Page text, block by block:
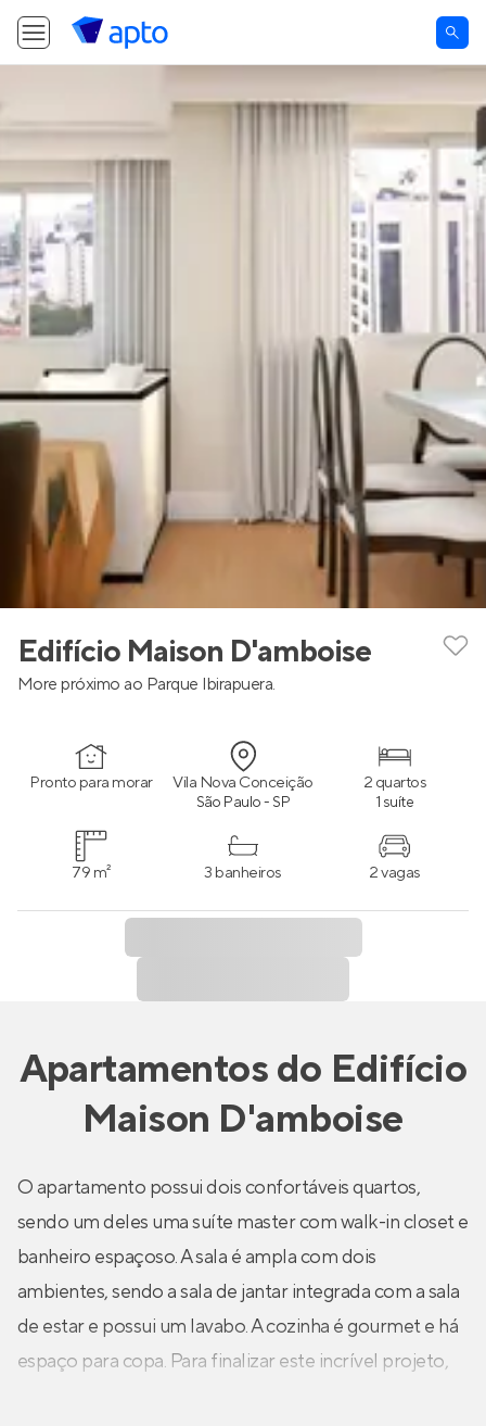
Edifício Maison D'amboise
More próximo ao Parque Ibirapuera.
Pronto para morar Vila Nova Conceição
São Paulo - SP
2 quartos
1 suíte
79 m² 3 banheiros 2 vagas
Apartamentosdo Edifício
Maison D'amboise
O apartamento possui dois confortáveis quartos,
sendo um deles uma suíte master com walk-in closet e
banheiro espaçoso. A sala é ampla com dois
ambientes, sendo a sala de jantar integrada com a sala
de estar e possui um lavabo. A cozinha é gourmet e há
espaço para copa. Para finalizar este incrível projeto,